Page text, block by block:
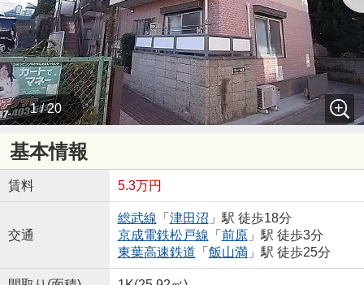
1 / 20
基本情報
賃料 5.3万円
交通
総武線 「 津田沼 」駅 徒歩18分
京成電鉄松戸線 「 前原」駅 徒歩3分
東葉高速鉄道 「 飯山満」駅 徒歩25分